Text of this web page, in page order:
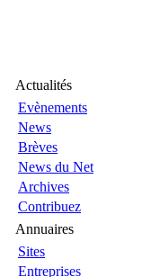
Actualités
Evènements
News
Brèves
News du Net
Archives
Contribuez
Annuaires
Sites
Entreprises